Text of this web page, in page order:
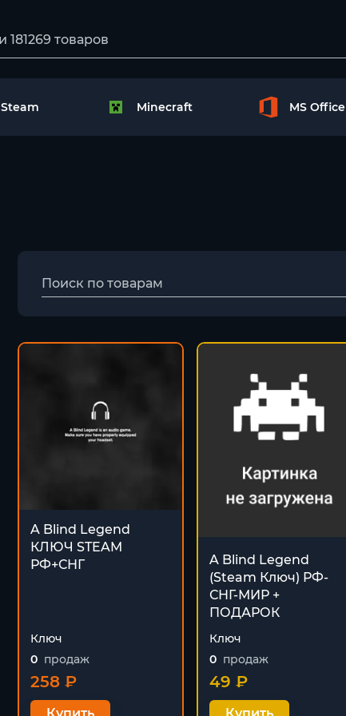
Steam Minecraft MS Office
A Blind Legend
КЛЮЧ STEAM
РФ+СНГ
Ключ
0 продаж
258 ₽
A Blind Legend
(Steam Ключ) РФ-
СНГ-МИР +
ПОДАРОК
Ключ
0 продаж
49 ₽